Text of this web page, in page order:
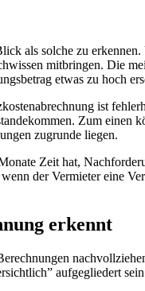
als solche zu
mitbringen. Die
etwas zu hoch
ist
Zum einen
zugrunde liegen.
Zeit hat,
der Vermieter eine
erkennt
aufgegliedert